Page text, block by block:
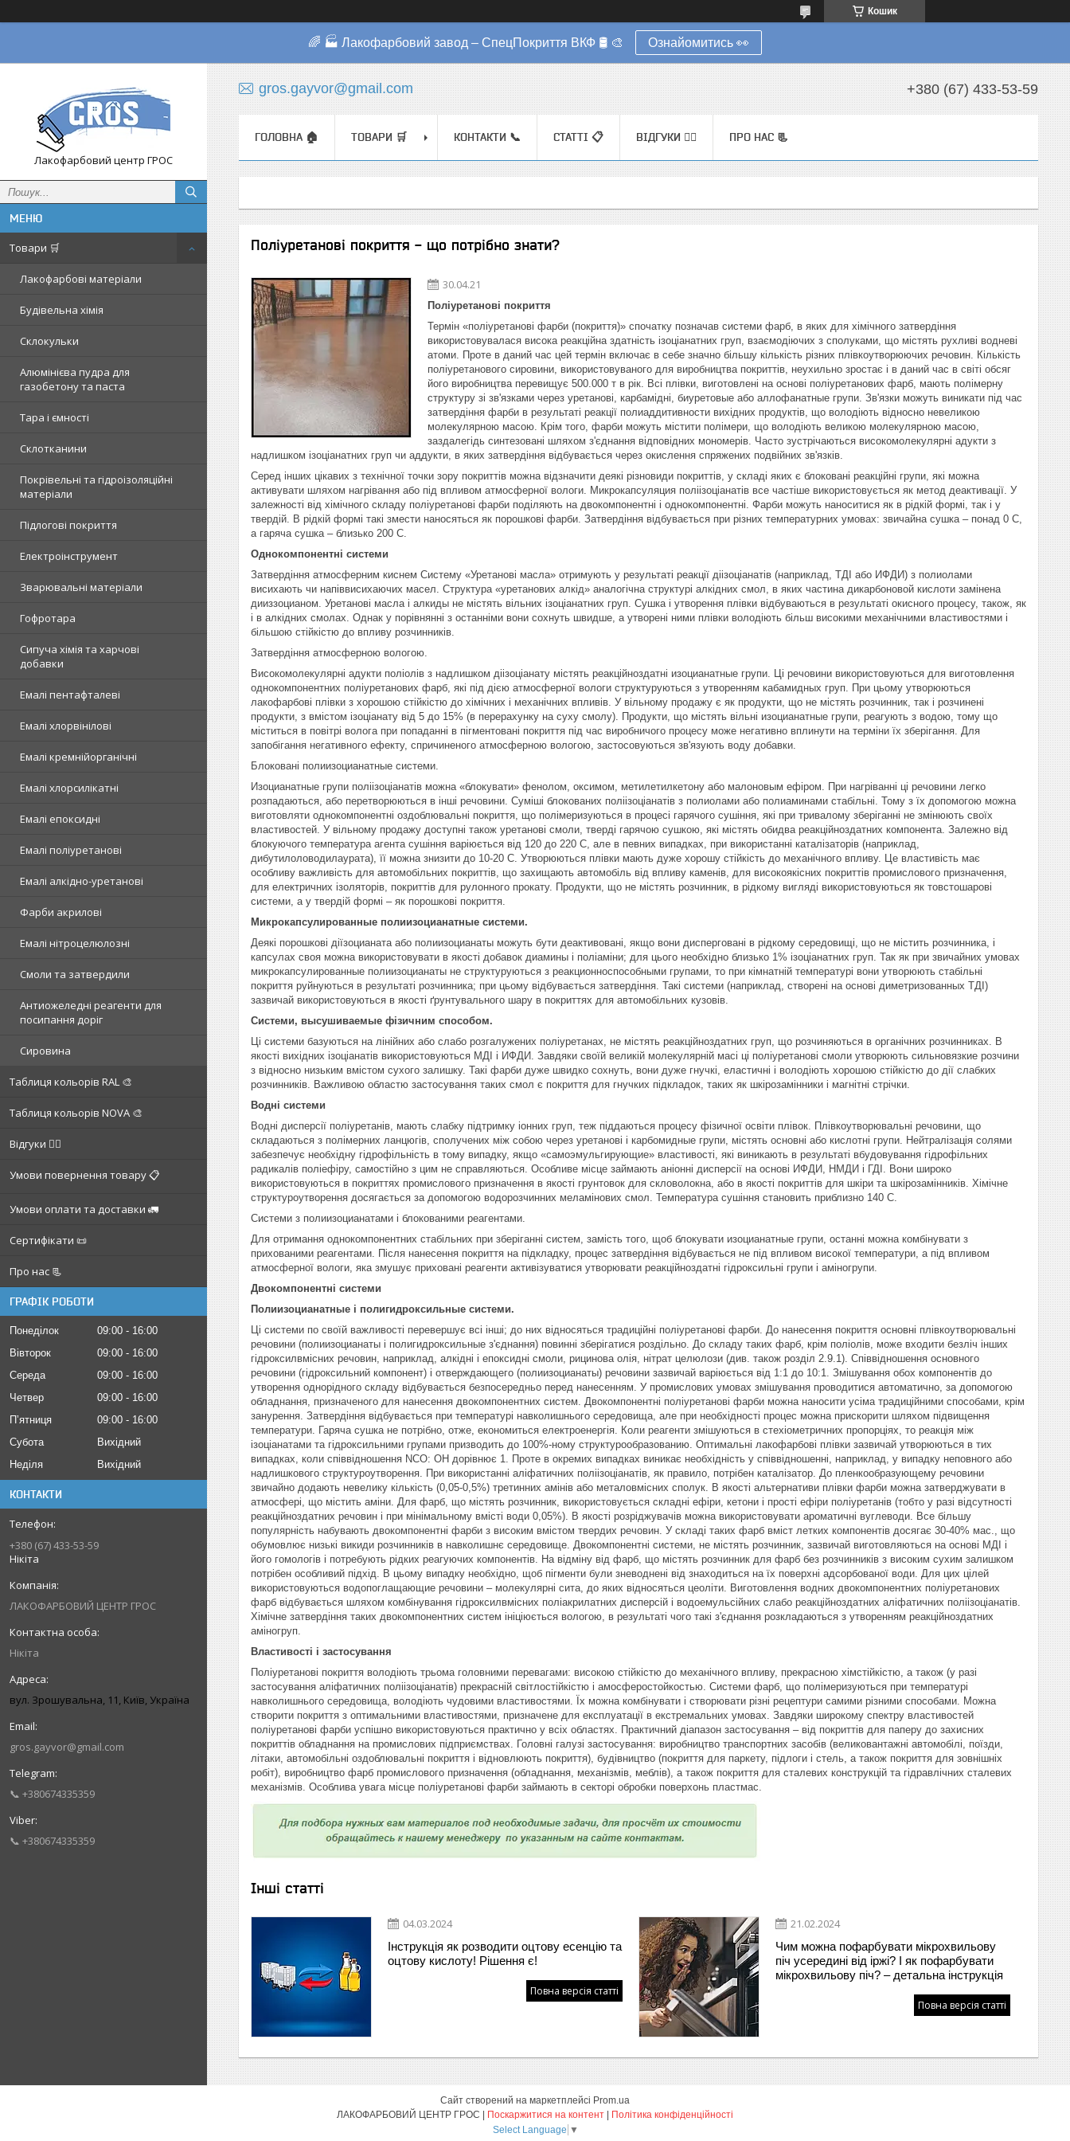
Кошик
🌈 🏭 Лакофарбовий завод – СпецПокриття ВКФ 🛢️ 🎨 Ознайомитись 👀
Лакофарбовий центр ГРОС
Товари 🛒
Лакофарбові матеріали
Будівельна хімія
Склокульки
Алюмінієва пудра для
газобетону та паста
Тара і ємності
Склотканини
Покрівельні та гідроізоляційні
матеріали
Підлогові покриття
Електроінструмент
Зварювальні матеріали
Гофротара
Сипуча хімія та харчові
добавки
Емалі пентафталеві
Емалі хлорвінілові
Емалі кремнійорганічні
Емалі хлорсилікатні
Емалі епоксидні
Емалі поліуретанові
Емалі алкідно-уретанові
Фарби акрилові
Емалі нітроцелюлозні
Смоли та затвердили
Антиожеледні реагенти для
посипання доріг
Сировина
Таблиця кольорів RAL 🎨
Таблиця кольорів NOVA 🎨
Відгуки ✍🏼
Умови повернення товару 📋
Умови оплати та доставки 🚛
Сертифікати 📜
Про нас 📃
ГРАФІК РОБОТИ
Понеділок 09:00
16:00
Вівторок
09:00
16:00
Середа
09:00
16:00
Четвер
09:00
16:00
Пʼятниця
09:00
16:00
Субота
Вихідний
Неділя
Вихідний
КОНТАКТИ
+380 (67) 433-53-59
Нікіта
ЛАКОФАРБОВИЙ ЦЕНТР ГРОС
Нікіта
вул. Зрошувальна, 11, Київ, Україна
gros.gayvor@gmail.com
📞 +380674335359
📞 +380674335359
gros.gayvor@gmail.com +380 (67) 433-53-59
ГОЛОВНА 🏠 ТОВАРИ 🛒 КОНТАКТИ 📞 СТАТТІ 📋 ВІДГУКИ ✍🏼 ПРО НАС 📃
Поліуретанові покриття - що потрібно знати?
30.04.21
Поліуретанові покриття
Термін «поліуретанові фарби (покриття)» спочатку позначав системи фарб, в яких для хімічного затвердіння
використовувалася висока реакційна здатність ізоціанатних груп, взаємодіючих з сполуками, що містять рухливі водневі
атоми. Проте в даний час цей термін включає в себе значно більшу кількість різних плівкоутворюючих речовин. Кількість
поліуретанового сировини, використовуваного для виробництва покриттів, неухильно зростає і в даний час в світі обсяг
його виробництва перевищує 500.000 т в рік. Всі плівки, виготовлені на основі поліуретанових фарб, мають полімерну
структуру зі зв'язками через уретанові, карбамідні, биуретовые або аллофанатные групи. Зв'язки можуть виникати під час
затвердіння фарби в результаті реакції полиаддитивности вихідних продуктів, що володіють відносно невеликою
молекулярною масою. Крім того, фарби можуть містити полімери, що володіють великою молекулярною масою,
заздалегідь синтезовані шляхом з'єднання відповідних мономерів. Часто зустрічаються високомолекулярні адукти з
надлишком ізоціанатних груп чи аддукти, в яких затвердіння відбувається через окислення спряжених подвійних зв'язків.
Серед інших цікавих з технічної точки зору покриттів можна відзначити деякі різновиди покриттів, у складі яких є блоковані реакційні групи, які можна
активувати шляхом нагрівання або під впливом атмосферної вологи. Микрокапсуляция поліізоціанатів все частіше використовується як метод деактивації. У
залежності від хімічного складу поліуретанові фарби поділяють на двокомпонентні і однокомпонентні. Фарби можуть наноситися як в рідкій формі, так і у
твердій. В рідкій формі такі змести наносяться як порошкові фарби. Затвердіння відбувається при різних температурних умовах: звичайна сушка – понад 0 С,
а гаряча сушка – близько 200 С.
Однокомпонентні системи
Затвердіння атмосферним киснем Систему «Уретанові масла» отримують у результаті реакції діізоціанатів (наприклад, ТДІ або ИФДИ) з полиолами
висихають чи напіввисихаючих масел. Структура «уретанових алкід» аналогічна структурі алкідних смол, в яких частина дикарбоновой кислоти замінена
дииззоцианом. Уретанові масла і алкиды не містять вільних ізоціанатних груп. Сушка і утворення плівки відбуваються в результаті окисного процесу, також, як
і в алкідних смолах. Однак у порівнянні з останніми вони сохнуть швидше, а утворені ними плівки володіють більш високими механічними властивостями і
більшою стійкістю до впливу розчинників.
Затвердіння атмосферною вологою.
Високомолекулярні адукти поліолів з надлишком діізоціанату містять реакційноздатні изоцианатные групи. Ці речовини використовуються для виготовлення
однокомпонентних поліуретанових фарб, які під дією атмосферної вологи структуруються з утворенням кабамидных груп. При цьому утворюються
лакофарбові плівки з хорошою стійкістю до хімічних і механічних впливів. У вільному продажу є як продукти, що не містять розчинник, так і розчинені
продукти, з вмістом ізоціанату від 5 до 15% (в перерахунку на суху смолу). Продукти, що містять вільні изоцианатные групи, реагують з водою, тому що
міститься в повітрі волога при попаданні в пігментовані покриття під час виробничого процесу може негативно вплинути на терміни їх зберігання. Для
запобігання негативного ефекту, спричиненого атмосферною вологою, застосовуються зв'язують воду добавки.
Блоковані полиизоцианатные системи.
Изоцианатные групи поліізоціанатів можна «блокувати» фенолом, оксимом, метилетилкетону або малоновым ефіром. При нагріванні ці речовини легко
розпадаються, або перетворюються в інші речовини. Суміші блокованих поліізоціанатів з полиолами або полиаминами стабільні. Тому з їх допомогою можна
виготовляти однокомпонентні оздоблювальні покриття, що полімеризуються в процесі гарячого сушіння, які при тривалому зберіганні не змінюють своїх
властивостей. У вільному продажу доступні також уретанові смоли, тверді гарячою сушкою, які містять обидва реакційноздатних компонента. Залежно від
блокуючого температура агента сушіння варіюється від 120 до 220 С, але в певних випадках, при використанні каталізаторів (наприклад,
дибутилоловодилаурата), її можна знизити до 10-20 С. Утворюються плівки мають дуже хорошу стійкість до механічного впливу. Це властивість має
особливу важливість для автомобільних покриттів, що захищають автомобіль від впливу каменів, для високоякісних покриттів промислового призначення,
для електричних ізоляторів, покриттів для рулонного прокату. Продукти, що не містять розчинник, в рідкому вигляді використовуються як товстошарові
системи, а у твердій формі – як порошкові покриття.
Микрокапсулированные полиизоцианатные системи.
Деякі порошкові діїзоцианата або полиизоцианаты можуть бути деактивовані, якщо вони дисперговані в рідкому середовищі, що не містить розчинника, і
капсулах своя можна використовувати в якості добавок диамины і поліаміни; для цього необхідно близько 1% ізоціанатних груп. Так як при звичайних умовах
микрокапсулированные полиизоцианаты не структуруються з реакционноспособными групами, то при кімнатній температурі вони утворюють стабільні
покриття руйнуються в результаті розчинника; при цьому відбувається затвердіння. Такі системи (наприклад, створені на основі диметризованных ТДІ)
зазвичай використовуються в якості ґрунтувального шару в покриттях для автомобільних кузовів.
Системи, высушиваемые фізичним способом.
Ці системи базуються на лінійних або слабо розгалужених поліуретанах, не містять реакційноздатних груп, що розчиняються в органічних розчинниках. В
якості вихідних ізоціанатів використовуються МДІ і ИФДИ. Завдяки своїй великій молекулярній масі ці поліуретанові смоли утворюють сильновязкие розчини
з відносно низьким вмістом сухого залишку. Такі фарби дуже швидко сохнуть, вони дуже гнучкі, еластичні і володіють хорошою стійкістю до дії слабких
розчинників. Важливою областю застосування таких смол є покриття для гнучких підкладок, таких як шкірозамінники і магнітні стрічки.
Водні системи
Водні дисперсії поліуретанів, мають слабку підтримку іонних груп, теж піддаються процесу фізичної освіти плівок. Плівкоутворювальні речовини, що
складаються з полімерних ланцюгів, сполучених між собою через уретанові і карбомидные групи, містять основні або кислотні групи. Нейтралізація солями
забезпечує необхідну гідрофільність в тому випадку, якщо «самоэмульгирующие» властивості, які виникають в результаті вбудовування гідрофільних
радикалів поліефіру, самостійно з цим не справляються. Особливе місце займають аніонні дисперсії на основі ИФДИ, НМДИ і ГДІ. Вони широко
використовуються в покриттях промислового призначення в якості грунтовок для скловолокна, або в якості покриттів для шкіри та шкірозамінників. Хімічне
структуроутворення досягається за допомогою водорозчинних меламінових смол. Температура сушіння становить приблизно 140 С.
Системи з полиизоцианатами і блокованими реагентами.
Для отримання однокомпонентних стабільних при зберіганні систем, замість того, щоб блокувати изоцианатные групи, останні можна комбінувати з
прихованими реагентами. Після нанесення покриття на підкладку, процес затвердіння відбувається не під впливом високої температури, а під впливом
атмосферної вологи, яка змушує приховані реагенти активізуватися утворювати реакційноздатні гідроксильні групи і аміногрупи.
Двокомпонентні системи
Полиизоцианатные і полигидроксильные системи.
Ці системи по своїй важливості перевершує всі інші; до них відносяться традиційні поліуретанові фарби. До нанесення покриття основні плівкоутворювальні
речовини (полиизоцианаты і полигидроксильные з'єднання) повинні зберігатися роздільно. До складу таких фарб, крім поліолів, може входити безліч інших
гідроксилвмісних речовин, наприклад, алкідні і епоксидні смоли, рицинова олія, нітрат целюлози (див. також розділ 2.9.1). Співвідношення основного
речовини (гідроксильний компонент) і отверждающего (полиизоцианаты) речовини зазвичай варіюється від 1:1 до 10:1. Змішування обох компонентів до
утворення однорідного складу відбувається безпосередньо перед нанесенням. У промислових умовах змішування проводитися автоматично, за допомогою
обладнання, призначеного для нанесення двокомпонентних систем. Двокомпонентні поліуретанові фарби можна наносити усіма традиційними способами, крім
занурення. Затвердіння відбувається при температурі навколишнього середовища, але при необхідності процес можна прискорити шляхом підвищення
температури. Гаряча сушка не потрібно, отже, економиться електроенергія. Коли реагенти змішуються в стехіометричних пропорціях, то реакція між
ізоціанатами та гідроксильними групами призводить до 100%-ному структурообразованию. Оптимальні лакофарбові плівки зазвичай утворюються в тих
випадках, коли співвідношення NCO: OH дорівнює 1. Проте в окремих випадках виникає необхідність у співвідношенні, наприклад, у випадку неповного або
надлишкового структуроутворення. При використанні аліфатичних поліізоціанатів, як правило, потрібен каталізатор. До пленкообразующему речовини
звичайно додають невелику кількість (0,05-0,5%) третинних амінів або металовмісних сполук. В якості альтернативи плівки фарби можна затверджувати в
атмосфері, що містить аміни. Для фарб, що містять розчинник, використовується складні ефіри, кетони і прості ефіри поліуретанів (тобто у разі відсутності
реакційноздатних речовин і при мінімальному вмісті води 0,05%). В якості розріджувачів можна використовувати ароматичні вуглеводи. Все більшу
популярність набувають двокомпонентні фарби з високим вмістом твердих речовин. У складі таких фарб вміст летких компонентів досягає 30-40% мас., що
обумовлює низькі викиди розчинників в навколишнє середовище. Двокомпонентні системи, не містять розчинник, зазвичай виготовляються на основі МДІ і
його гомологів і потребують рідких реагуючих компонентів. На відміну від фарб, що містять розчинник для фарб без розчинників з високим сухим залишком
потрібен особливий підхід. В цьому випадку необхідно, щоб пігменти були зневоднені від знаходиться на їх поверхні адсорбованої води. Для цих цілей
використовуються водопоглащающие речовини – молекулярні сита, до яких відносяться цеоліти. Виготовлення водних двокомпонентних поліуретанових
фарб відбувається шляхом комбінування гідроксилвмісних поліакрилатних дисперсій і водоемульсійних слабо реакційноздатних аліфатичних поліізоціанатів.
Хімічне затвердіння таких двокомпонентних систем ініціюється вологою, в результаті чого такі з'єднання розкладаються з утворенням реакційноздатних
аміногруп.
Властивості і застосування
Поліуретанові покриття володіють трьома головними перевагами: високою стійкістю до механічного впливу, прекрасною хімстійкістю, а також (у разі
застосування аліфатичних поліізоціанатів) прекрасній світлостійкістю і амосферостойкостью. Системи фарб, що полімеризуються при температурі
навколишнього середовища, володіють чудовими властивостями. Їх можна комбінувати і створювати різні рецептури самими різними способами. Можна
створити покриття з оптимальними властивостями, призначене для експлуатації в екстремальних умовах. Завдяки широкому спектру властивостей
поліуретанові фарби успішно використовуються практично у всіх областях. Практичний діапазон застосування – від покриттів для паперу до захисних
покриттів обладнання на промислових підприємствах. Головні галузі застосування: виробництво транспортних засобів (великовантажні автомобілі, поїзди,
літаки, автомобільні оздоблювальні покриття і відновлюють покриття), будівництво (покриття для паркету, підлоги і стель, а також покриття для зовнішніх
робіт), виробництво фарб промислового призначення (обладнання, механізмів, меблів), а також покриття для сталевих конструкцій та гідравлічних сталевих
механізмів. Особлива увага місце поліуретанові фарби займають в секторі обробки поверхонь пластмас.
Інші статті
04.03.2024
Інструкція як розводити оцтову есенцію та
оцтову кислоту! Рішення є!
Повна версія статті
21.02.2024
Чим можна пофарбувати мікрохвильову
піч усередині від іржі? І як пофарбувати
мікрохвильову піч? – детальна інструкція
Повна версія статті
Сайт створений на маркетплейсі Prom.ua
Поскаржитися на контент
Політика конфіденційності
Select Language ▼